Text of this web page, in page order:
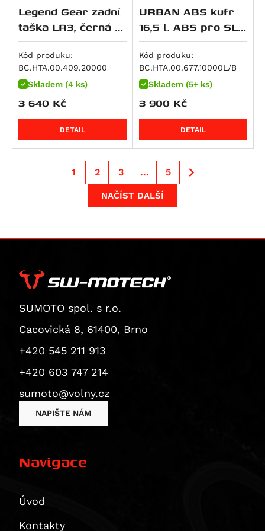
R 1300 GS Triple Black
R 1300 GS Trophy
R 1300 R
R 1300 RS
R 1300 RT
R 18
R 18 B
Streetfighter 1100 S
Streetfighter V4S SP
Streetfighter V4
Streetfighter V4S
Diavel V4
Multistrada V4 Pikes Peak
Multistrada V4 Rally
Multistrada V4 S
Multistrada V4 S Grand Tour
Multistrada V4 S Sport
Superbike 1198
Superbike 1199 Panigale S
Diavel
Monster 1200 S
Multistrada 1200
Multistrada 1200 Enduro
Multistrada 1200 S
Diavel 1260
Multistrada 1260 / S / S D|Air / Pikes Peak
Multistrada 1260 S D/Air
Skladem (4 ks)
Legend Gear zadní
taška LR3, černá 6-
12 l.
Kód produku:
BC.HTA.00.409.20000
3 640 Kč
DETAIL
Skladem (5+ ks)
URBAN ABS kufr
16,5 l. ABS pro SLC
boční nosič vlevo.
Kód produku:
BC.HTA.00.677.10000L/B
3 900 Kč
DETAIL
NAČÍST DALŠÍ
1 2 3 ... 5
SUMOTO spol. s r.o.
Cacovická 8, 61400, Brno
+420 545 211 913
+420 603 747 214
sumoto@volny.cz
NAPIŠTE NÁM
Navigace
Úvod
Kontakty